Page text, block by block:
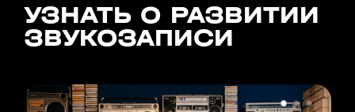
УЗНАТЬ О РАЗВИТИИ
ЗВУКОЗАПИСИ